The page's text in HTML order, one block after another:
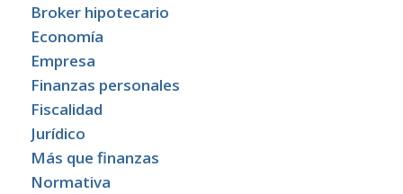
Broker hipotecario
Economía
Empresa
Finanzas personales
Fiscalidad
Jurídico
Más que finanzas
Normativa